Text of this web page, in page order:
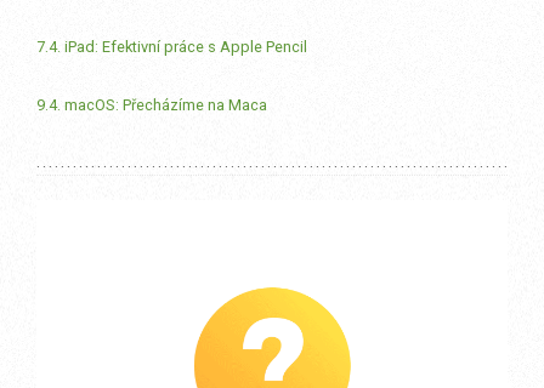
7.4. iPad: Efektivní práce s Apple Pencil
9.4. macOS: Přecházíme na Maca